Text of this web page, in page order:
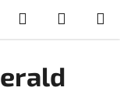
Hledat
KOŠÍK